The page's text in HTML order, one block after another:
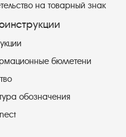
на товарный знак
бюллетени
обозначения